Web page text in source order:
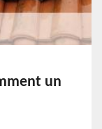
un